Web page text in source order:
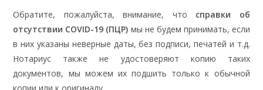
Обратите, пожалуйста, внимание, что справки об
отсутствии COVID-19 (ПЦР) мы не будем принимать, если
в них указаны неверные даты, без подписи, печатей и т.д.
Нотариус также не удостоверяют копию таких
документов, мы можем их подшить только к обычной